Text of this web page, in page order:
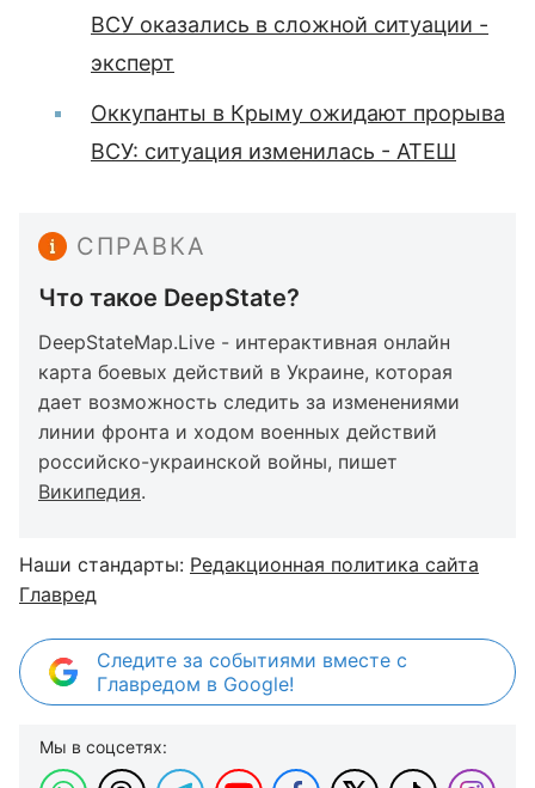
ВСУ оказались в сложной ситуации -
эксперт
Оккупанты в Крыму ожидают прорыва
ВСУ: ситуация изменилась - АТЕШ
СПРАВКА
Что такое DeepState?
DeepStateMap.Live - интерактивная онлайн
карта боевых действий в Украине, которая
дает возможность следить за изменениями
линии фронта и ходом военных действий
российско-украинской войны, пишет
Википедия.
Наши стандарты: Редакционная политика сайта
Главред
Следите за событиями вместе с
Главредом в Google!
Мы в соцсетях: